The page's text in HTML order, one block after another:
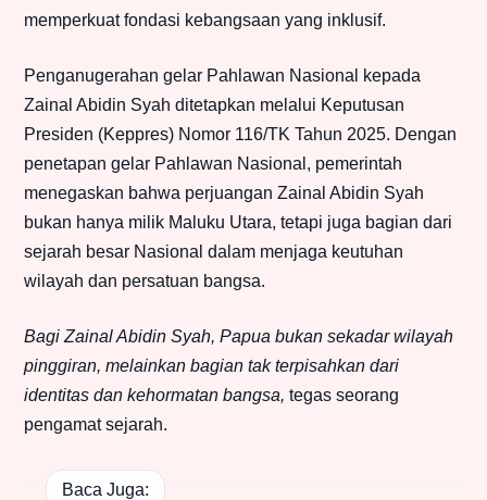
memperkuat fondasi kebangsaan yang inklusif.
Penganugerahan gelar Pahlawan Nasional kepada
Zainal Abidin Syah ditetapkan melalui Keputusan
Presiden (Keppres) Nomor 116/TK Tahun 2025. Dengan
penetapan gelar Pahlawan Nasional, pemerintah
menegaskan bahwa perjuangan Zainal Abidin Syah
bukan hanya milik Maluku Utara, tetapi juga bagian dari
sejarah besar Nasional dalam menjaga keutuhan
wilayah dan persatuan bangsa.
Bagi Zainal Abidin Syah, Papua bukan sekadar wilayah
pinggiran, melainkan bagian tak terpisahkan dari
identitas dan kehormatan bangsa, tegas seorang
pengamat sejarah.
Baca Juga: